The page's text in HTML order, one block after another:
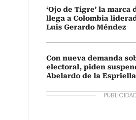
‘Ojo de Tigre’ la marca
llega a Colombia
Luis Gerardo Méndez
Con nueva demanda
electoral, piden
Abelardo de la Espriella